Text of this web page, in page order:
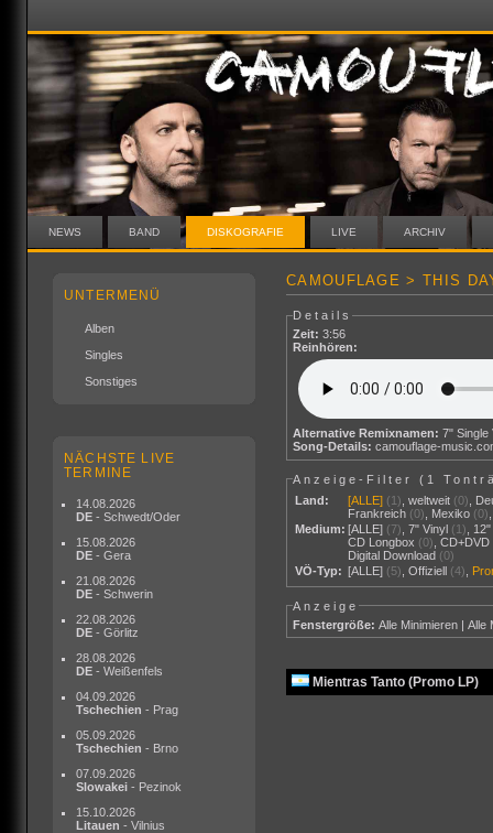
NEWS BAND DISKOGRAFIE LIVE ARCHIV
UNTERMENÜ
Alben
Singles
Sonstiges
NÄCHSTE LIVE
TERMINE
14.08.2026
DE - Schwedt/Oder
15.08.2026
DE - Gera
21.08.2026
DE - Schwerin
22.08.2026
DE - Görlitz
28.08.2026
DE - Weißenfels
04.09.2026
Tschechien - Prag
05.09.2026
Tschechien - Brno
07.09.2026
Slowakei - Pezinok
15.10.2026
Litauen - Vilnius
CAMOUFLAGE > THIS
Details
Zeit: 3:56
Reinhören:
Alternative Remixnamen: 7"
Song-Details: camouflage-
Anzeige-Filter ( 1
Land:
[ALLE] (1) ,weltweit (0)
Frankreich (0) Mexiko (0)
Medium: [ALLE] (7) ,7" Vinyl (1)
CD Longbox (0) ,CD+DVD
Digital Download (0)
VÖ-Typ: [ALLE] (5) ,Offiziell (4)
Anzeige
Fenstergröße: Alle Minimieren |Alle
Mientras Tanto (Promo LP)